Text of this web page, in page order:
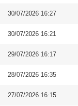
30/07/2026 16:27
30/07/2026 16:21
29/07/2026 16:17
28/07/2026 16:35
27/07/2026 16:15